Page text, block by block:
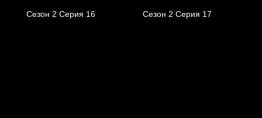
Сезон 2 Серия 16 Сезон 2 Серия 17